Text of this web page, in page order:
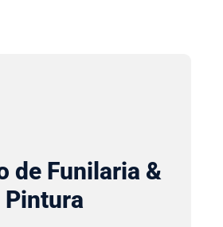
de Funilaria &
Pintura